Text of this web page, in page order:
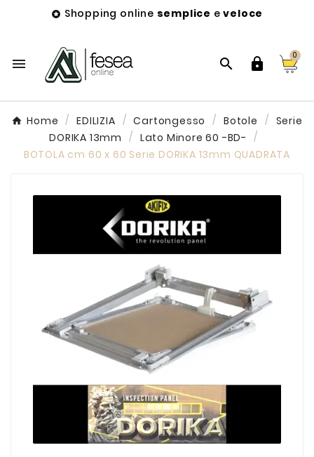
 Shopping online semplice eveloce
  
0
Home EDILIZIA Cartongesso Botole
Serie
DORIKA 13mm
Lato Minore 60 -BD-
BOTOLA cm 60 x 60 Serie DORIKA 13mm QUADRATA